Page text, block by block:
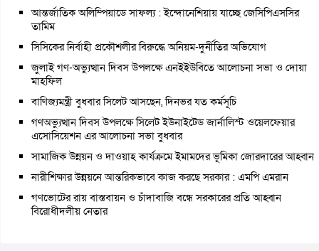
আন্তর্জাতিক অলিম্পিয়াডে সাফল্য : ইন্দোনেশিয়ায় যাচ্ছে জেসিপিএসসির
তামিম
সিসিকের নির্বাহী প্রকৌশলীর বিরুদ্ধে অনিয়ম-দুর্নীতির অভিযোগ
জুলাই গণ-অভ্যুত্থান দিবস উপলক্ষে এনইইউবিতে আলোচনা সভা ও দোয়া
মাহফিল
বাণিজ্যমন্ত্রী বুধবার সিলেট আসছেন, দিনভর যত কর্মসূচি
গণঅভ্যুত্থান দিবস উপলক্ষে সিলেট ইউনাইটেড জার্নালিস্ট ওয়েলফেয়ার
এসোসিয়েশন এর আলোচনা সভা বুধবার
সামাজিক উন্নয়ন ও দাওয়াহ কার্যক্রমে ইমামদের ভূমিকা জোরদারের আহ্বান
নারীশিক্ষার উন্নয়নে আন্তরিকভাবে কাজ করছে সরকার : এমপি এমরান
গণভোটের রায় বাস্তবায়ন ও চাঁদাবাজি বন্ধে সরকারের প্রতি আহ্বান
বিরোধীদলীয় নেতার